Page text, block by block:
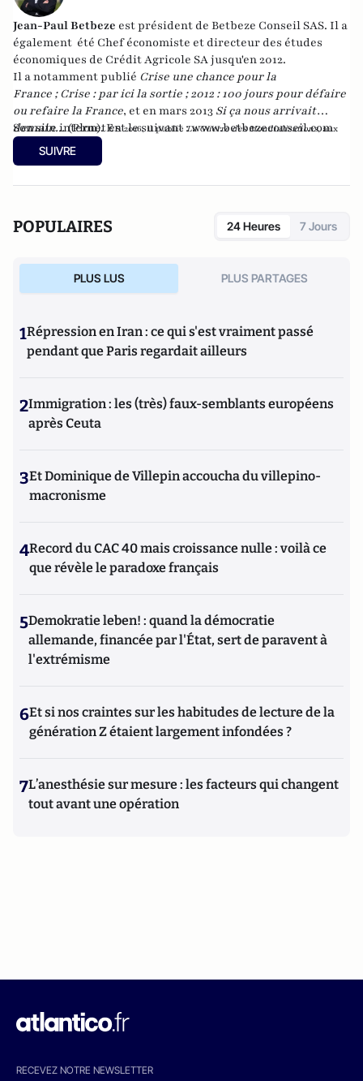
Jean-Paul Betbeze est président de Betbeze Conseil SAS. Il a
également été Chef économiste et directeur des études
économiques de Crédit Agricole SA jusqu'en 2012.
Il a notamment publié Crise une chance pour la
France ; Crise : par ici la sortie ; 2012 : 100 jours pour défaire
ou refaire la France, et en mars 2013 Si ça nous arrivait
demain...(Plon). En2016, il publie La Guerre des Mondialisations, aux
éditions Economica
et en 2017 "La France, ce malade imaginaire"
chez le même éditeur.
Son site internet est le suivant :www.betbezeconseil.com
SUIVRE
POPULAIRES 24 Heures 7 Jours
PLUS LUS PLUS PARTAGES
1Répression en Iran : ce qui s'est vraiment passé
pendant que Paris regardait ailleurs
2Immigration : les (très) faux-semblants européens
après Ceuta
3Et Dominique de Villepin accoucha du villepino-
macronisme
4Record du CAC 40 mais croissance nulle : voilà ce
que révèle le paradoxe français
5Demokratie leben! : quand la démocratie
allemande, financée par l'État, sert de paravent à
l'extrémisme
6Et si nos craintes sur les habitudes de lecture de la
génération Z étaient largement infondées ?
7L’anesthésie sur mesure : les facteurs qui changent
tout avant une opération
RECEVEZ NOTRE NEWSLETTER